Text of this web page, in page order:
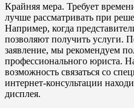
Крайняя мера. Требует
лучше рассматривать при
Например, когда
позволяют получить услуги.
заявление, мы рекомендуем
профессионального юриста.
возможность связаться со
интернет-консультации
дисплея.